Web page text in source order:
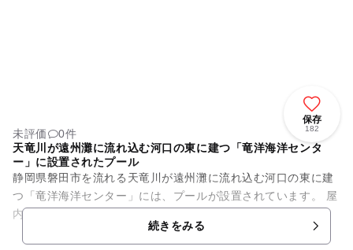
保存
182
未評価
0件
天竜川が遠州灘に流れ込む河口の東に建つ「竜洋海洋センタ
ー」に設置されたプール
静岡県磐田市を流れる天竜川が遠州灘に流れ込む河口の東に建
つ「竜洋海洋センター」には、プールが設置されています。 屋
内には、水深1.2mで幅13mの25メートルプール、縦横10m、6
続きをみる